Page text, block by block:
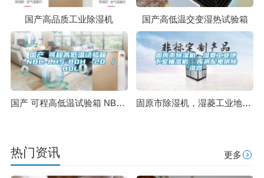
国产高品质工业除湿机 国产高低温交变湿热试验箱
国产 可程高低温试验箱 NBC-LHS-80H -20℃／80L 固原市除湿机，湿菱工业地下室抽湿机 库房配电房除湿器
热门资讯 更多